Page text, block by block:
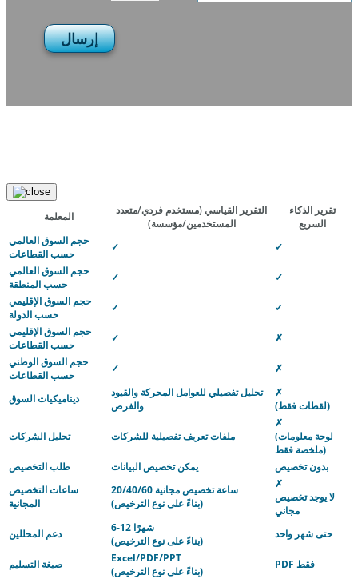
إرسال
المعلمة التقرير القياسي(مستخدم فردي/متعدد
المستخدمين/مؤسسة)
تقرير الذكاء
السريع
حجم السوق العالمي
حسب القطاعات
✓
✓
حجم السوق العالمي
حسب المنطقة
✓
✓
حجم السوق الإقليمي
حسب الدولة
✓
✓
حجم السوق الإقليمي
حسب القطاعات
✓
✗
حجم السوق الوطني
حسب القطاعات
✓ ✗
ديناميكيات السوق
تحليل تفصيلي للعوامل المحركة والقيود
والفرص
✗
(لقطات فقط)
تحليل الشركات ملفات تعريف تفصيلية للشركات
✗
(لوحة معلومات
ملخصة فقط)
طلب التخصيص
يمكن تخصيص البيانات
بدون تخصيص
ساعات التخصيص
المجانية
20/40/60 ساعة تخصيص مجانية
(بناءً على نوع الترخيص)
✗
لا يوجد تخصيص
مجاني
دعم المحللين
6-12 شهرًا
(بناءً على نوع الترخيص)
حتى شهر واحد
صيغة التسليم
Excel/PDF/PPT
(بناءً على نوع الترخيص)
PDF فقط